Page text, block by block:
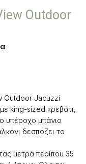
Outdoor
Outdoor Jacuzzi
king-sized κρεβάτι,
υπέροχο μπάνιο
δεσπόζει το
μετρά περίπου 35